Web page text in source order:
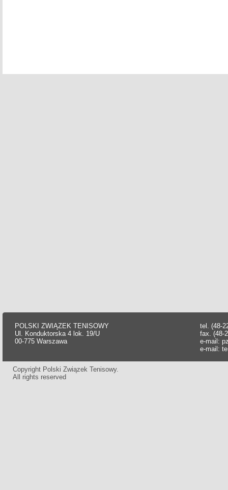
POLSKI ZWIĄZEK TENISOWY
Ul. Konduktorska 4 lok. 19/U
00-775 Warszawa
tel. (48-
fax. (48-
e-mail:
e-mail:
Copyright Polski Związek Tenisowy.
All rights reserved